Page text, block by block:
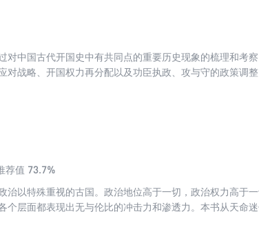
对中国古代开国史中有共同点的重要历史现象的梳理和考
对战略、开国权力再分配以及功臣执政、攻与守的政策调
荐值 73.7%
治以特殊重视的古国。政治地位高于一切，政治权力高于
个层面都表现出无与伦比的冲击力和渗透力。本书从天命